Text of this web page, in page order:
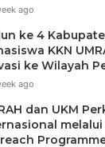
ini dapat
kebijakan
Dewan
ago
ke 4
KKN
ke Wilayah
ago
dan UKM